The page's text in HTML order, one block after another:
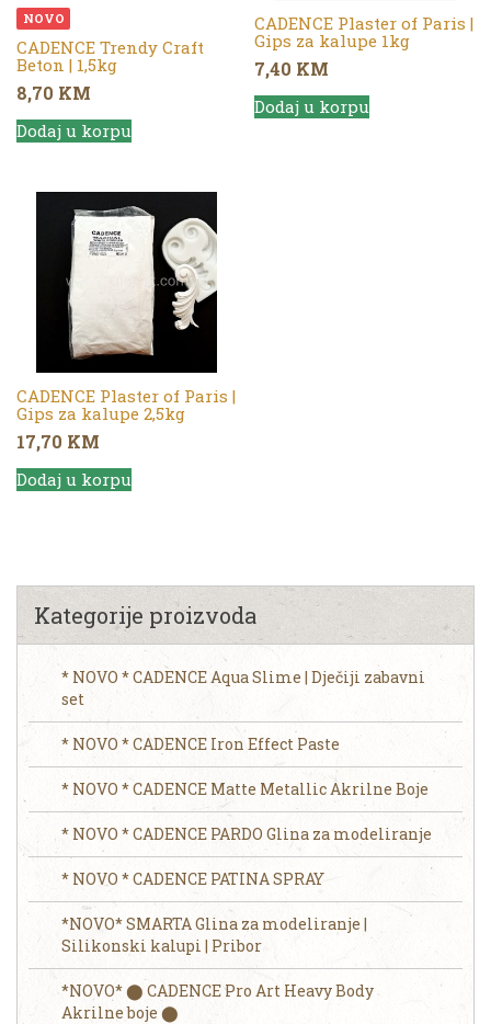
NOVO
CADENCE Trendy Craft
Beton | 1,5kg
8,70 KM
Dodaj u korpu
CADENCE Plaster of Paris |
Gips za kalupe 1kg
7,40 KM
Dodaj u korpu
CADENCE Plaster of Paris |
Gips za kalupe 2,5kg
17,70 KM
Dodaj u korpu
Kategorije proizvoda
* NOVO * CADENCE Aqua Slime | Dječiji zabavni
set
* NOVO * CADENCE Iron Effect Paste
* NOVO * CADENCE Matte Metallic Akrilne Boje
* NOVO * CADENCE PARDO Glina za modeliranje
* NOVO * CADENCE PATINA SPRAY
*NOVO* SMARTA Glina za modeliranje |
Silikonski kalupi | Pribor
*NOVO* ⬤ CADENCE Pro Art Heavy Body
Akrilne boje ⬤